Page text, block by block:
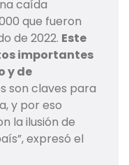
caída
que fueron
de 2022. Este
importantes
y de
son claves para
y por eso
la ilusión de
expresó el